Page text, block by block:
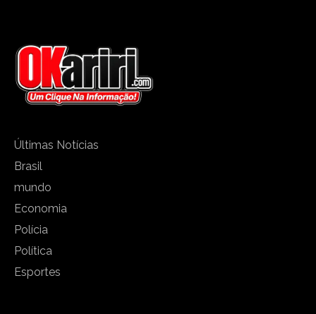
Últimas Notícias
Brasil
mundo
Economia
Polícia
Política
Esportes